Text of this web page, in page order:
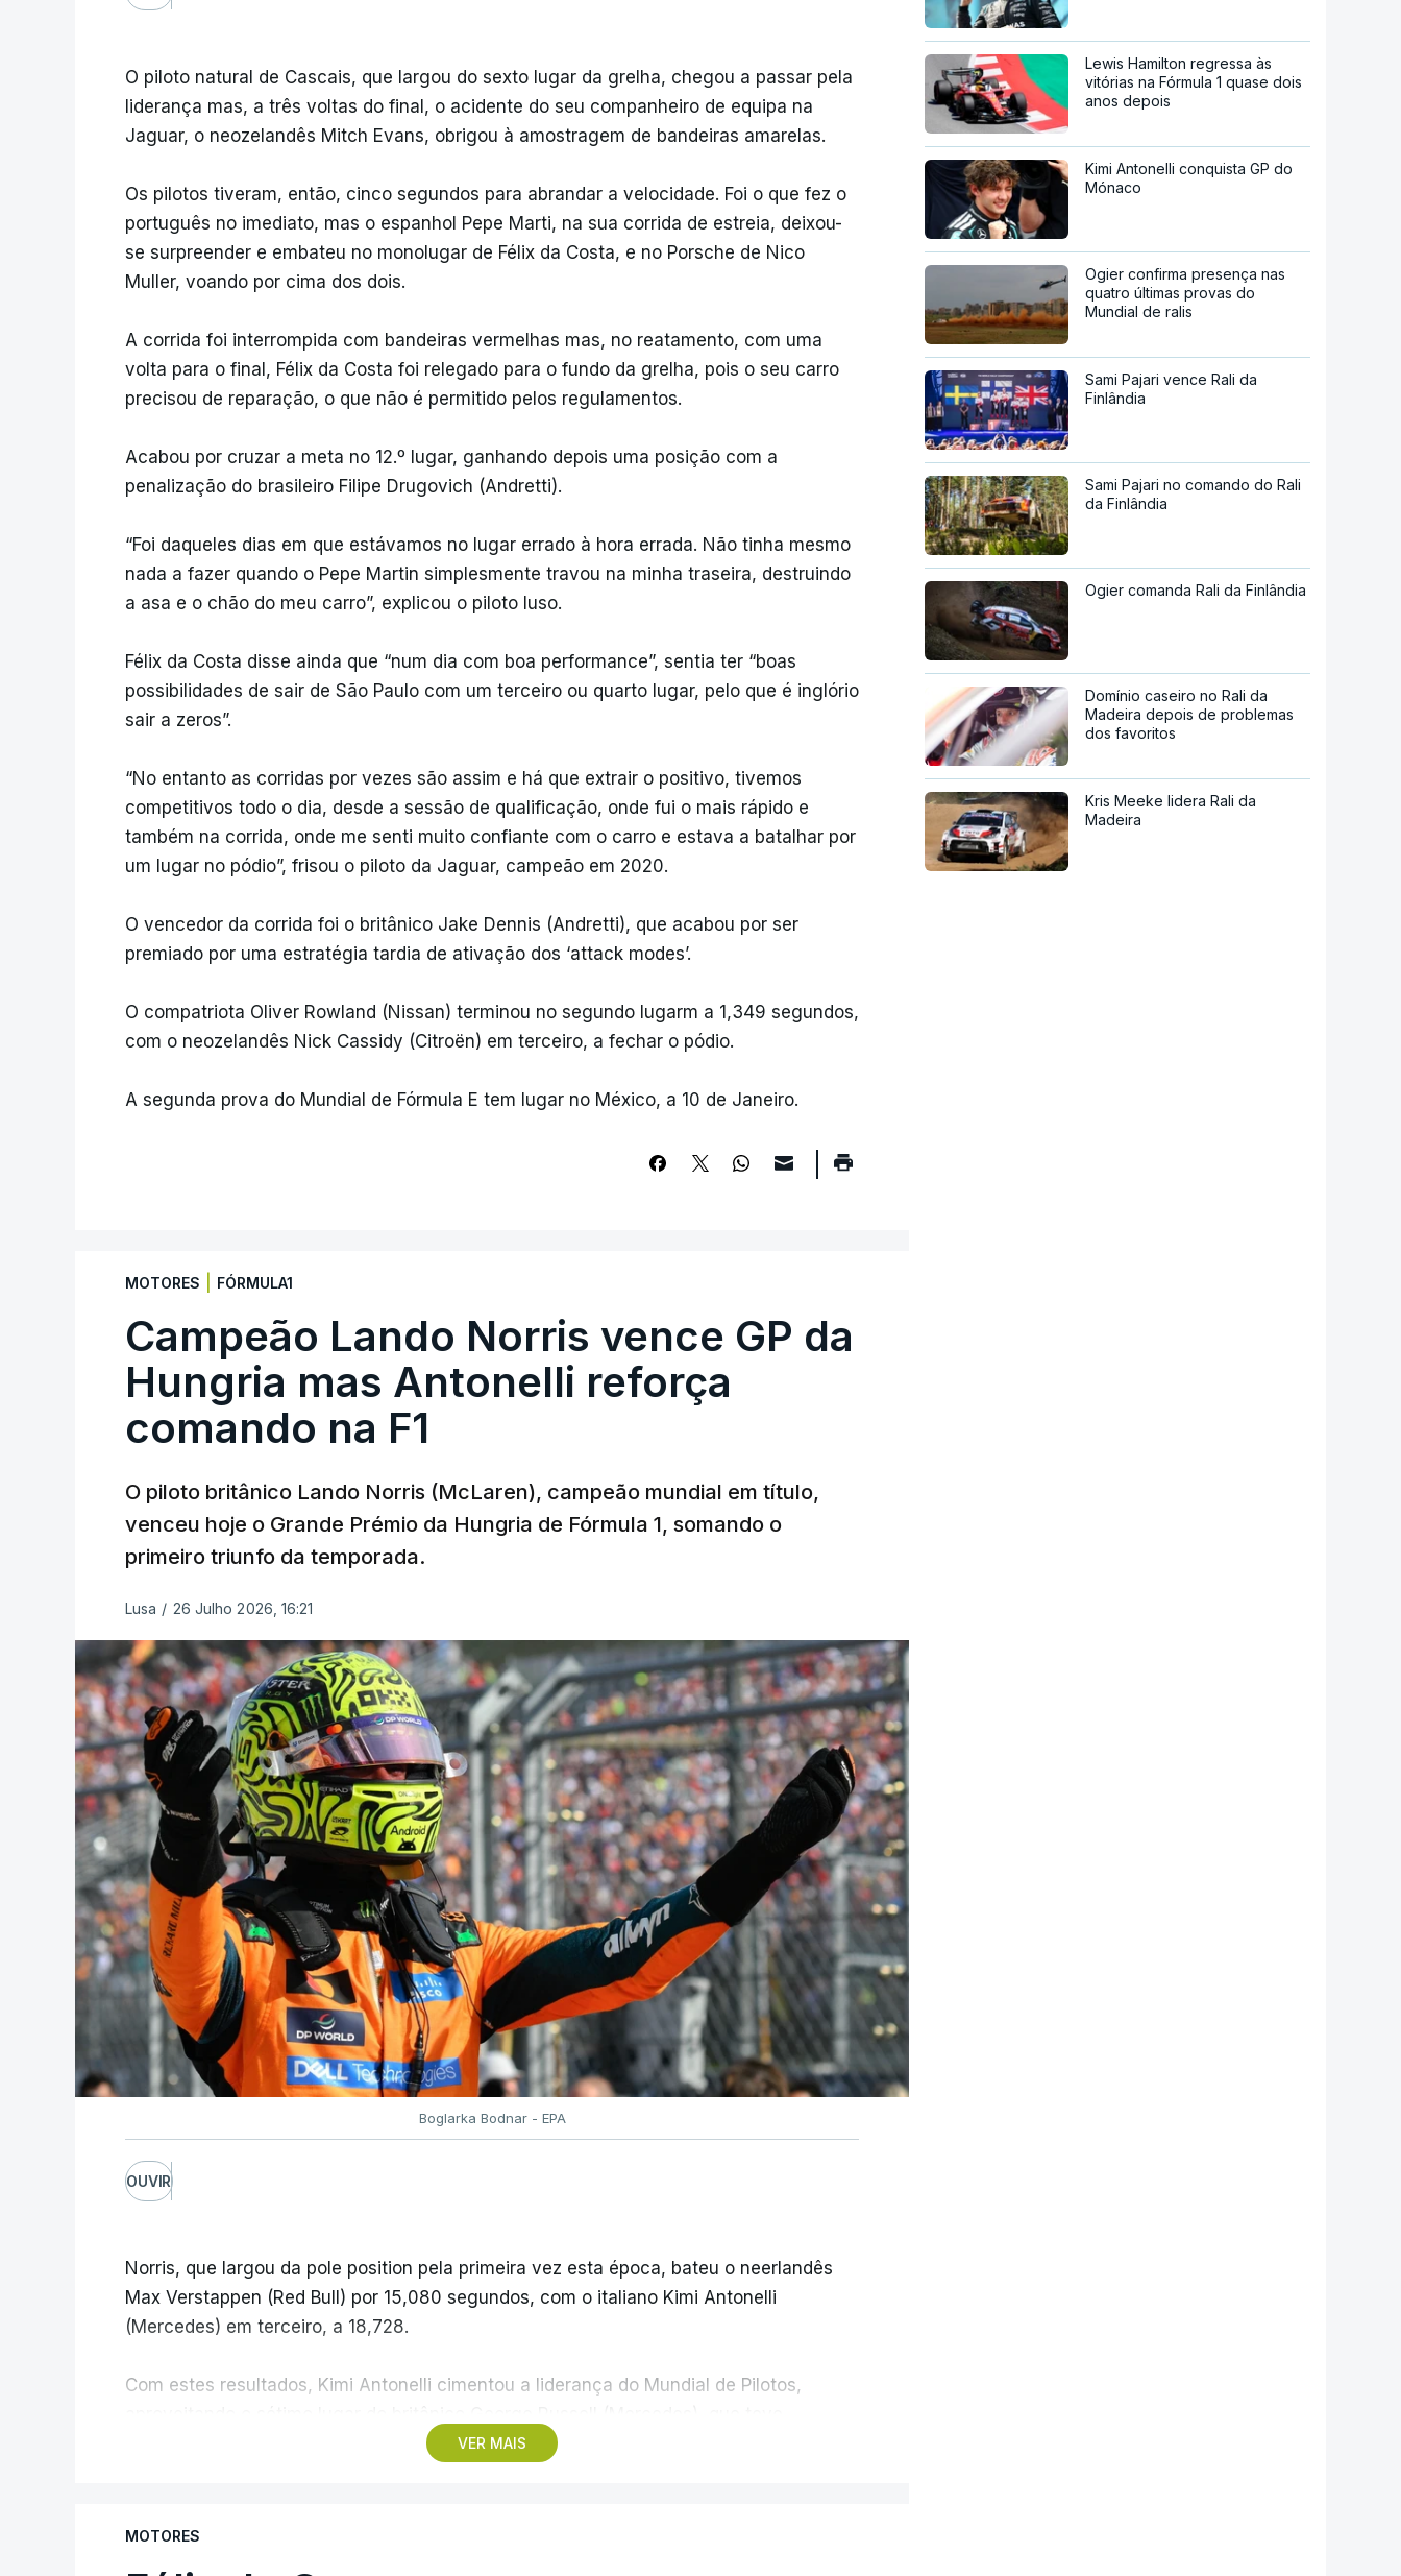
O piloto natural de Cascais, que largou do sexto lugar da grelha, chegou a passar pela
liderança mas, a três voltas do final, o acidente do seu companheiro de equipa na
Jaguar, o neozelandês Mitch Evans, obrigou à amostragem de bandeiras amarelas.
Os pilotos tiveram, então, cinco segundos para abrandar a velocidade. Foi o que fez o
português no imediato, mas o espanhol Pepe Marti, na sua corrida de estreia, deixou-
se surpreender e embateu no monolugar de Félix da Costa, e no Porsche de Nico
Muller, voando por cima dos dois.
A corrida foi interrompida com bandeiras vermelhas mas, no reatamento, com uma
volta para o final, Félix da Costa foi relegado para o fundo da grelha, pois o seu carro
precisou de reparação, o que não é permitido pelos regulamentos.
Acabou por cruzar a meta no 12.º lugar, ganhando depois uma posição com a
penalização do brasileiro Filipe Drugovich (Andretti).
“Foi daqueles dias em que estávamos no lugar errado à hora errada. Não tinha mesmo
nada a fazer quando o Pepe Martin simplesmente travou na minha traseira, destruindo
a asa e o chão do meu carro”, explicou o piloto luso.
Félix da Costa disse ainda que “num dia com boa performance”, sentia ter “boas
possibilidades de sair de São Paulo com um terceiro ou quarto lugar, pelo que é inglório
sair a zeros”.
“No entanto as corridas por vezes são assim e há que extrair o positivo, tivemos
competitivos todo o dia, desde a sessão de qualificação, onde fui o mais rápido e
também na corrida, onde me senti muito confiante com o carro e estava a batalhar por
um lugar no pódio”, frisou o piloto da Jaguar, campeão em 2020.
O vencedor da corrida foi o britânico Jake Dennis (Andretti), que acabou por ser
premiado por uma estratégia tardia de ativação dos ‘attack modes’.
O compatriota Oliver Rowland (Nissan) terminou no segundo lugarm a 1,349 segundos,
com o neozelandês Nick Cassidy (Citroën) em terceiro, a fechar o pódio.
A segunda prova do Mundial de Fórmula E tem lugar no México, a 10 de Janeiro.
MOTORES FÓRMULA1
Campeão Lando Norris vence GP da
Hungria mas Antonelli reforça
comando na F1
O piloto britânico Lando Norris (McLaren), campeão mundial em título,
venceu hoje o Grande Prémio da Hungria de Fórmula 1, somando o
primeiro triunfo da temporada.
Lusa / 26 Julho 2026, 16:21
Boglarka Bodnar - EPA
OUVIR
VER MAIS
Norris, que largou da pole position pela primeira vez esta época, bateu o neerlandês
Max Verstappen (Red Bull) por 15,080 segundos, com o italiano Kimi Antonelli
(Mercedes) em terceiro, a 18,728.
Com estes resultados, Kimi Antonelli cimentou a liderança do Mundial de Pilotos,
problemas na partida, e uma penalização de cinco segundos atribuída a Lewis
MOTORES
Lewis Hamilton regressa às
vitórias na Fórmula 1 quase dois
anos depois
Kimi Antonelli conquista GP do
Mónaco
Ogier confirma presença nas
quatro últimas provas do
Mundial de ralis
Sami Pajari vence Rali da
Finlândia
Sami Pajari no comando do Rali
da Finlândia
Ogier comanda Rali da Finlândia
Domínio caseiro no Rali da
Madeira depois de problemas
dos favoritos
Kris Meeke lidera Rali da
Madeira